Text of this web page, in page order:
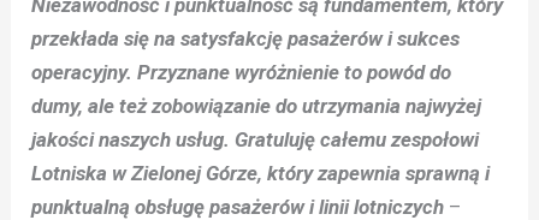
przekłada się na satysfakcję pasażerów i sukces
operacyjny. Przyznane wyróżnienie to powód do
dumy, ale też zobowiązanie do utrzymania najwyżej
jakości naszych usług. Gratuluję całemu zespołowi
Lotniska w Zielonej Górze, który zapewnia sprawną i
punktualną obsługę pasażerów i linii lotniczych –